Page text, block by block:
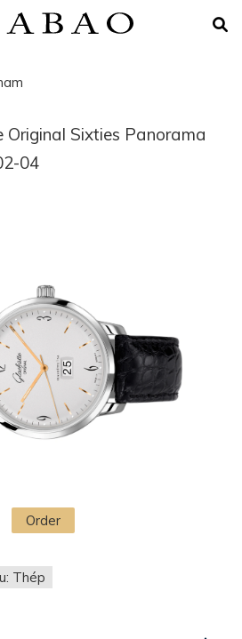
Sixties Panorama
04
Order
Thép